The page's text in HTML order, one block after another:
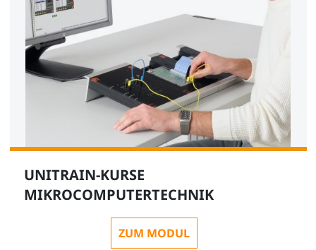
UNITRAIN-KURSE
MIKROCOMPUTERTECHNIK
ZUM MODUL